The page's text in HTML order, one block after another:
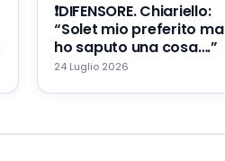
❗️DIFENSORE. Chiariello:
“Solet mio preferito ma
ho saputo una cosa….”
24 Luglio 2026